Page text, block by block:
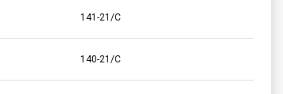
141-21/C
140-21/C